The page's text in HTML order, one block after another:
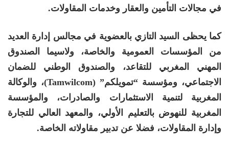
في مجالات التأمين والعقار وخدمات المقاولات.
كما يحظى السيد التازي بالعضوية في مجالس إدارة العديد
من المؤسسات العمومية والخاصة، ولاسيما الصندوق
المهني المغربي للتقاعد، والصندوق الوطني للضمان
الاجتماعي، ومؤسسة “تمويلكم” (Tamwilcom)، والوكالة
المغربية لتنمية الاستثمارات والصادرات، والمؤسسة
المغربية للنهوض بالتعليم الأولي، والمعهد العالي للتجارة
وإدارة المقاولات، فضلا عن تدبير مقاولاته الخاصة.